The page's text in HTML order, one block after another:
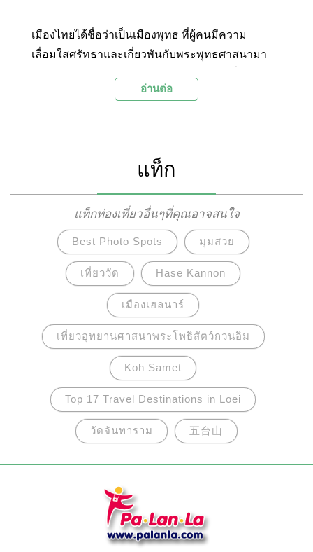
เมืองไทยได้ชื่อว่าเป็นเมืองพุทธ ที่ผู้คนมีความ
เลื่อมใสศรัทธาและเกี่ยวพันกับพระพุทธศาสนามา
ประเทศไทยจะมีวัดวาอารามสวยๆ และเป็น
สวยและแปลกที่มีเอกลักษณ์เฉพาะตัวมาให้ได้ชมกัน
ค่ะ
อ่านต่อ
แท็ก
แท็กท่องเที่ยวอื่นๆที่คุณอาจสนใจ
Best Photo Spots มุมสวย
เที่ยววัด Hase Kannon
เมืองเฮลนาร์
เที่ยวอุทยานศาสนาพระโพธิสัตว์กวนอิม
Koh Samet
Top 17 Travel Destinations in Loei
วัดจันทาราม 五台山